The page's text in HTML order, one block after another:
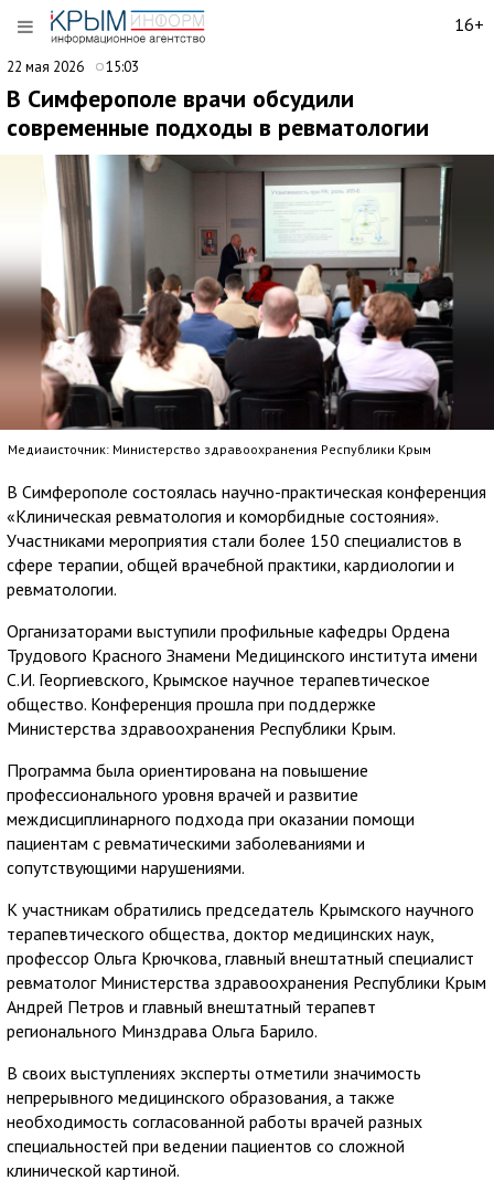
16+
22 мая 2026 15:03
В Симферополе врачи обсудили
современные подходы в ревматологии
Медиаисточник: Министерство здравоохранения Республики Крым
В Симферополе состоялась научно-практическая конференция
«Клиническая ревматология и коморбидные состояния».
Участниками мероприятия стали более 150 специалистов в
сфере терапии, общей врачебной практики, кардиологии и
ревматологии.
Организаторами выступили профильные кафедры Ордена
Трудового Красного Знамени Медицинского института имени
С.И. Георгиевского, Крымское научное терапевтическое
общество. Конференция прошла при поддержке
Министерства здравоохранения Республики Крым.
Программа была ориентирована на повышение
профессионального уровня врачей и развитие
междисциплинарного подхода при оказании помощи
пациентам с ревматическими заболеваниями и
сопутствующими нарушениями.
К участникам обратились председатель Крымского научного
терапевтического общества, доктор медицинских наук,
профессор Ольга Крючкова, главный внештатный специалист
ревматолог Министерства здравоохранения Республики Крым
Андрей Петров и главный внештатный терапевт
регионального Минздрава Ольга Барило.
В своих выступлениях эксперты отметили значимость
непрерывного медицинского образования, а также
необходимость согласованной работы врачей разных
специальностей при ведении пациентов со сложной
клинической картиной.